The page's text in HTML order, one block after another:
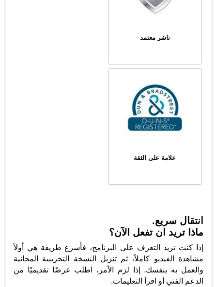
ناشر معتمد
علامة على الثقة
انتقال سريع.
ماذا تريد ان تفعل الآن؟
إذا كنت تريد التعرف على البرنامج، فأسرع طريقة هي أولاً
مشاهدة الفيديو كاملاً، ثم تنزيل النسخة التجريبية المجانية
والعمل به بنفسك. إذا لزم الأمر، اطلب عرضًا تقديميًا من
الدعم الفني أو اقرأ التعليمات.